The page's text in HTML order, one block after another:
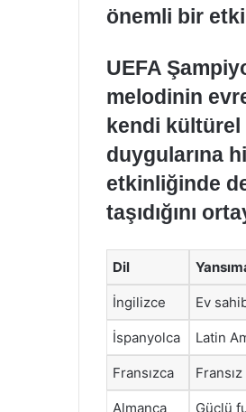
önemli bir etki
UEFA
melodinin
kendi kültürel
duygularına
etkinliğinde
taşıdığını
Dil
İngilizce Ev
İspanyolca Latin
Fransızca
Almanca Güçlü